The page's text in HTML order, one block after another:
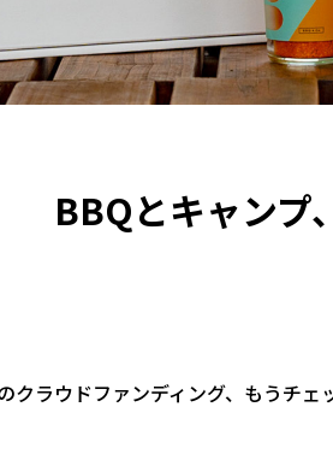
BBQとキャンプ
クラウドファンディング、もうチェ